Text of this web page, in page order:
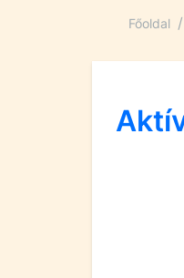
Főoldal /